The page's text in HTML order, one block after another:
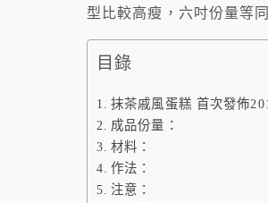
型比較高瘦，六吋份量等
目錄
抹茶戚風蛋糕 首次發佈
成品份量：
材料：
作法：
注意：